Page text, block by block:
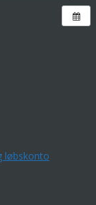
løbskonto